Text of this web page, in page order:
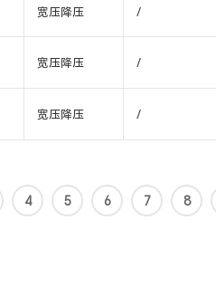
宽压降压 /
宽压降压 /
宽压降压 /
4 5 6 7 8